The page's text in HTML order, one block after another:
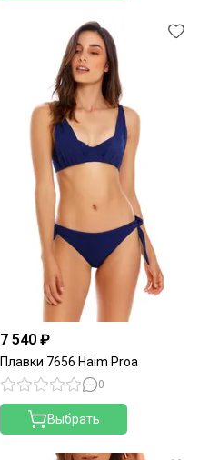
7 540 ₽
Плавки 7656 Haim Proa
0
Выбрать